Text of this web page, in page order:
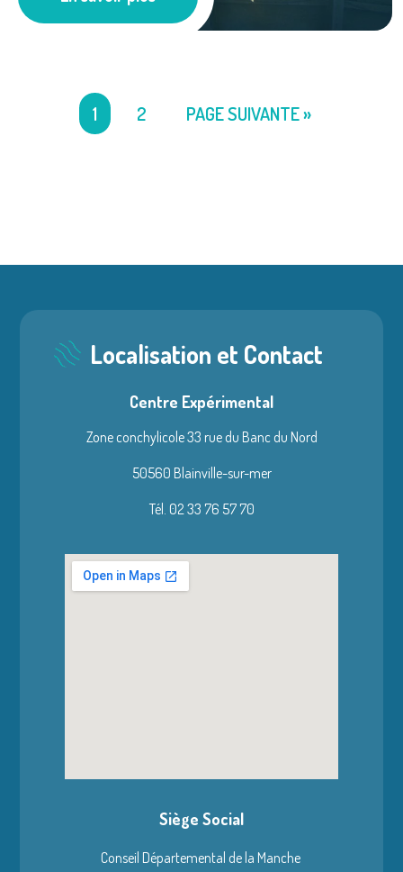
1 2 PAGE SUIVANTE »
Localisation et Contact
Centre Expérimental
Zone conchylicole 33 rue du Banc du Nord
50560 Blainville-sur-mer
Tél. 02 33 76 57 70
Siège Social
Conseil Départemental de la Manche